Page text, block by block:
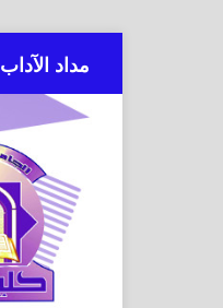
مداد الآداب